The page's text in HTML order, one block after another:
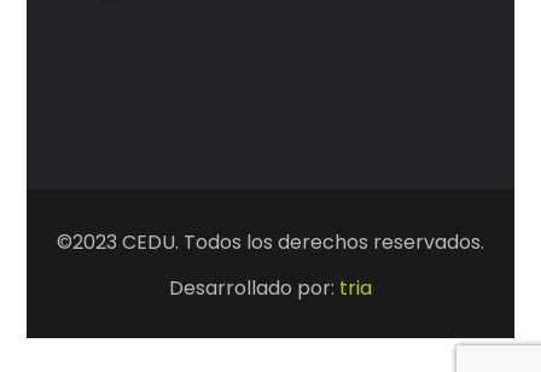
©2023 CEDU. Todos los derechos reservados.
Desarrollado por: tria